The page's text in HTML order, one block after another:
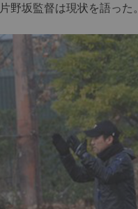
野坂監督は現状を語った。